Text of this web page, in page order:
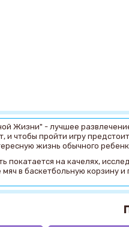
Жизни" - лучшее
и чтобы пройти игру
жизнь обычного
покатается на качелях,
в баскетбольную корзину